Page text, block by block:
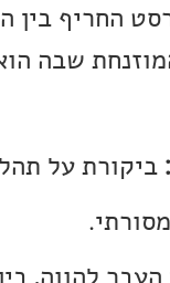
החריף בין
שבה
ביקורת על
להווה,